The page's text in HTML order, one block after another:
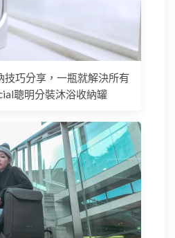
技巧分享，一瓶就解決所有
聰明分裝沐浴收納罐